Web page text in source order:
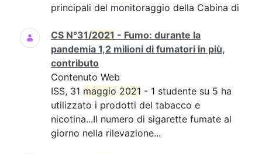
principali del monitoraggio della Cabina di
CS N°31/2021 - Fumo: durante la
pandemia 1,2 milioni di fumatori in più,
contributo
Contenuto Web
ISS, 31 maggio 2021 - 1 studente su 5 ha
utilizzato i prodotti del tabacco e
nicotina...Il numero di sigarette fumate al
giorno nella rilevazione...